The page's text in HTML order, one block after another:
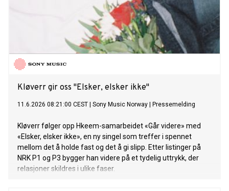
Kløverr gir oss "Elsker, elsker ikke"
11.6.2026 08:21:00 CEST Sony Music Norway Pressemelding
Kløverr følger opp Hkeem-samarbeidet «Går videre» med
«Elsker, elsker ikke», en ny singel som treffer i spennet
mellom det å holde fast og det å gi slipp. Etter listinger på
NRK P1 og P3 bygger han videre på et tydelig uttrykk, der
relasjoner skildres i ulike faser.